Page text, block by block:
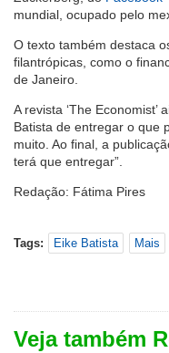
mundial, ocupado pelo
O texto também destaca
filantrópicas, como o
de Janeiro.
A revista ‘The
Batista de entregar o que
muito. Ao final, a
terá que entregar”.
Redação: Fátima Pires
Tags: Eike Batista Mais
Veja também